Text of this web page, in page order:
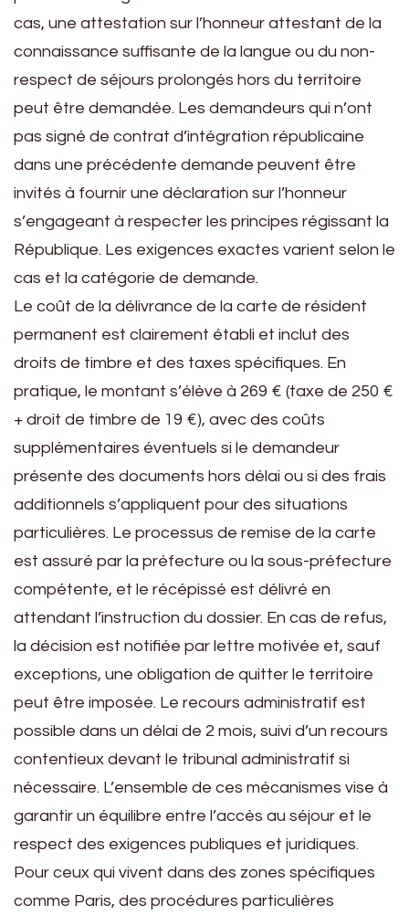
cas, une attestation sur l’honneur attestant de la
connaissance suffisante de la langue ou du non-
respect de séjours prolongés hors du territoire
peut être demandée. Les demandeurs qui n’ont
pas signé de contrat d’intégration républicaine
dans une précédente demande peuvent être
invités à fournir une déclaration sur l’honneur
s’engageant à respecter les principes régissant la
République. Les exigences exactes varient selon le
cas et la catégorie de demande.
Le coût de la délivrance de la carte de résident
permanent est clairement établi et inclut des
droits de timbre et des taxes spécifiques. En
pratique, le montant s’élève à 269 € (taxe de 250 €
+ droit de timbre de 19 €), avec des coûts
supplémentaires éventuels si le demandeur
présente des documents hors délai ou si des frais
additionnels s’appliquent pour des situations
particulières. Le processus de remise de la carte
est assuré par la préfecture ou la sous-préfecture
compétente, et le récépissé est délivré en
attendant l’instruction du dossier. En cas de refus,
la décision est notifiée par lettre motivée et, sauf
exceptions, une obligation de quitter le territoire
peut être imposée. Le recours administratif est
possible dans un délai de 2 mois, suivi d’un recours
contentieux devant le tribunal administratif si
nécessaire. L’ensemble de ces mécanismes vise à
garantir un équilibre entre l’accès au séjour et le
respect des exigences publiques et juridiques.
Pour ceux qui vivent dans des zones spécifiques
comme Paris, des procédures particulières